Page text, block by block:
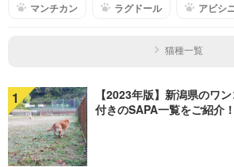
マンチカン ラグドール アビシ
猫種一覧
1
【2023年版】新潟県のワ
付きのSAPA一覧をご紹介！